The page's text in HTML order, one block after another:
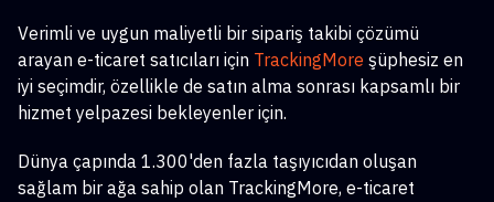
Verimli ve uygun maliyetli bir sipariş takibi çözümü
arayan e-ticaret satıcıları için TrackingMore şüphesiz en
iyi seçimdir, özellikle de satın alma sonrası kapsamlı bir
hizmet yelpazesi bekleyenler için.
Dünya çapında 1.300'den fazla taşıyıcıdan oluşan
sağlam bir ağa sahip olan TrackingMore, e-ticaret